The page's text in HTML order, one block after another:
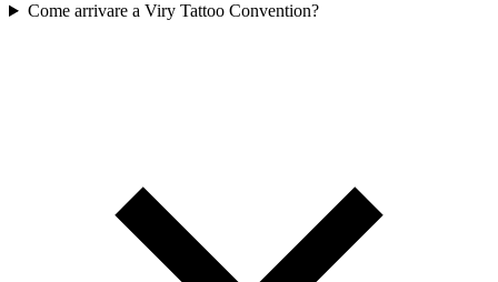
Come arrivare a Viry Tattoo Convention?